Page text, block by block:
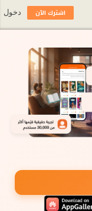
اشترك الآن دخول